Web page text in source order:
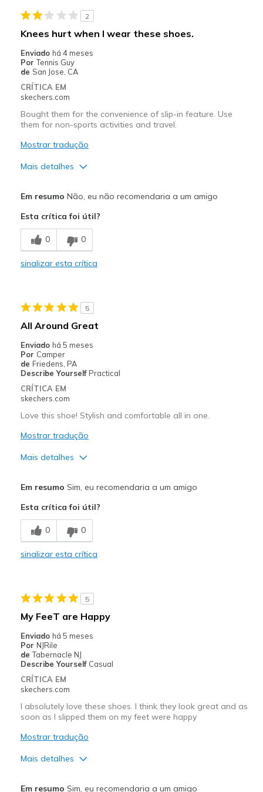
Feels true to width
Sizing
Feels half size too big
View On Shoes
2
Knees hurt when I wear these shoes.
Enviado há 4 meses
Por Tennis Guy
de San Jose, CA
CRÍTICA EM
skechers.com
Bought them for the convenience of slip-in feature. Use
them for non-sports activities and travel.
Mostrar tradução
Mais detalhes
Melhores utilizações
Casual Wear
Travel
Sizing
Feels true to size
View On Shoes
Shoes are for Wearing
Em resumo Não, eu não recomendaria a um amigo
Esta crítica foi útil?
0 0
sinalizar esta crítica
5
All Around Great
Enviado há 5 meses
Por Camper
de Friedens, PA
Describe Yourself Practical
CRÍTICA EM
skechers.com
Love this shoe! Stylish and comfortable all in one.
Mostrar tradução
Mais detalhes
Breathe Well
Comfortable
Casual Wear
Travel
View On Shoes
Em resumo Sim, eu recomendaria a um amigo
Esta crítica foi útil?
0 0
sinalizar esta crítica
5
My FeeT are Happy
Enviado há 5 meses
Por NJRile
de Tabernacle NJ
Describe Yourself Casual
CRÍTICA EM
skechers.com
I absolutely love these shoes. I think they look great and as
soon as I slipped them on my feet were happy
Mostrar tradução
Mais detalhes
Em resumo Sim, eu recomendaria a um amigo